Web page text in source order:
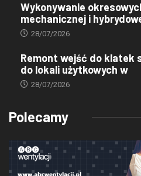
Wykonywanie
mechanicznej i
28/07/2026
Remont wejść do klatek
do lokali użytkowych w
28/07/2026
Polecamy